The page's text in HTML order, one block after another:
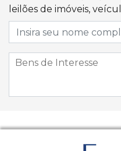
leilões de imóveis,